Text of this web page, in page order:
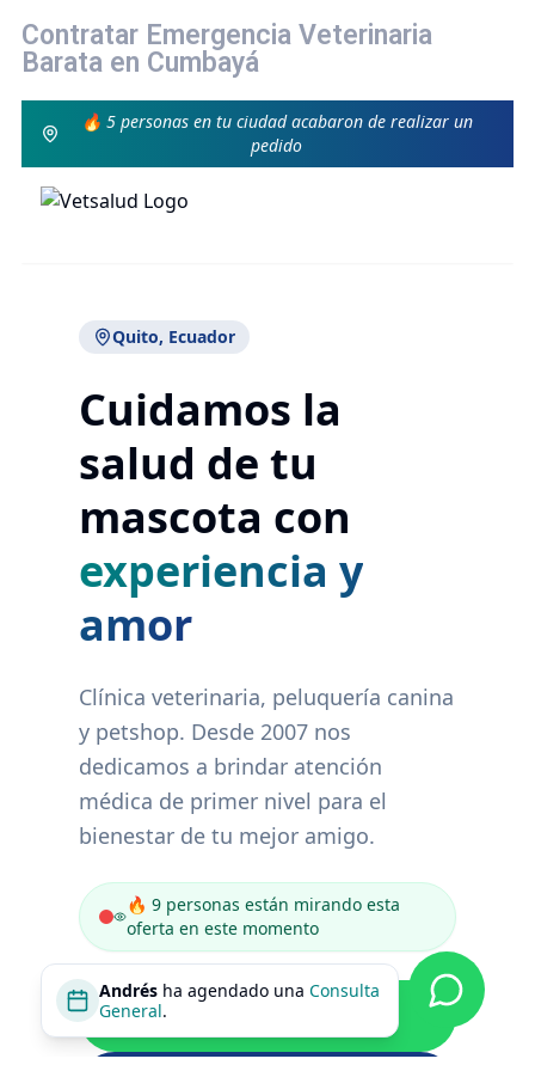
Contratar Emergencia Veterinaria
Barata en Cumbayá